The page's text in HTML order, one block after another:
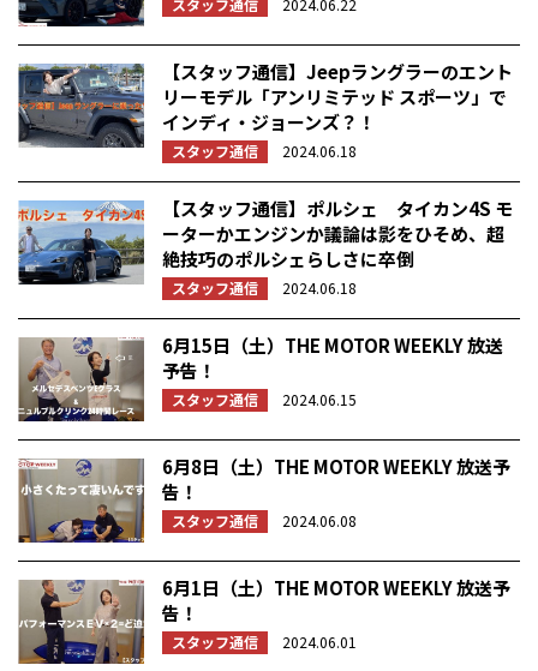
スタッフ通信 2024.06.22
【スタッフ通信】Jeepラングラーのエント
リーモデル「アンリミテッド スポーツ」で
インディ・ジョーンズ？！
スタッフ通信 2024.06.18
【スタッフ通信】ポルシェ タイカン4S モ
ーターかエンジンか議論は影をひそめ、超
絶技巧のポルシェらしさに卒倒
スタッフ通信 2024.06.18
6月15日（土）THE MOTOR WEEKLY 放送
予告！
スタッフ通信 2024.06.15
6月8日（土）THE MOTOR WEEKLY 放送予
告！
スタッフ通信 2024.06.08
6月1日（土）THE MOTOR WEEKLY 放送予
告！
スタッフ通信 2024.06.01